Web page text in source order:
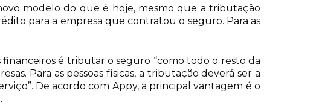
modelo do que é hoje, mesmo que a tributação
para a empresa que contratou o seguro. Para as
é tributar o seguro “como todo o resto da
Para as pessoas físicas, a tributação deverá ser a
De acordo com Appy, a principal vantagem é o